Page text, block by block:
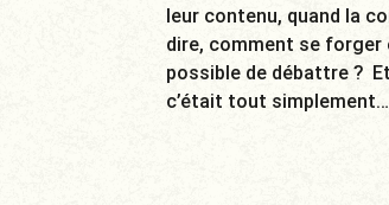
leur contenu, quand la
dire, comment se forger
possible de débattre ?
c’était tout